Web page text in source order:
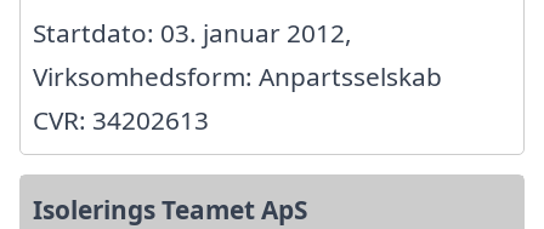
Startdato: 03. januar 2012,
Virksomhedsform: Anpartsselskab
CVR: 34202613
Isolerings Teamet ApS